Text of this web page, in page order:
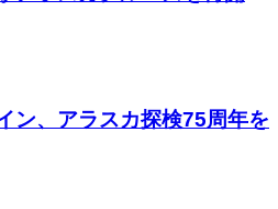
ン、アラスカ探検75周年を